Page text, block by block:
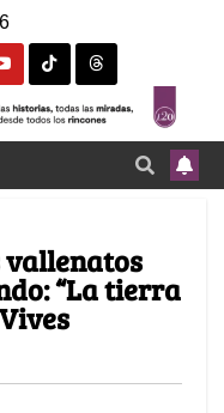
vallenatos
“La tierra